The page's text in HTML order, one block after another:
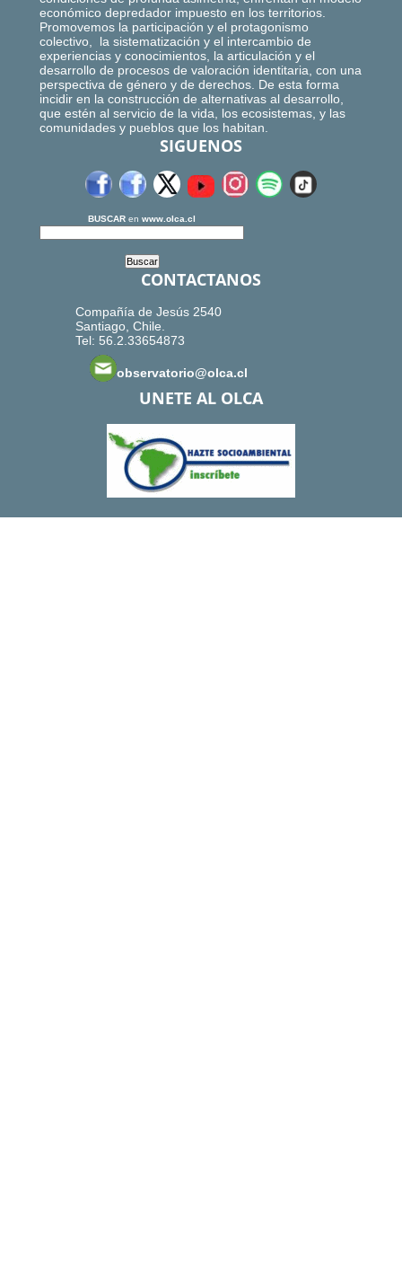
económico depredador impuesto en los territorios.
Promovemos la participación y el protagonismo
colectivo, la sistematización y el intercambio de
experiencias y conocimientos, la articulación y el
desarrollo de procesos de valoración identitaria, con una
perspectiva de género y de derechos. De esta forma
incidir en la construcción de alternativas al desarrollo,
que estén al servicio de la vida, los ecosistemas, y las
comunidades y pueblos que los habitan.
SIGUENOS
BUSCAR en www.olca.cl
CONTACTANOS
Compañía de Jesús 2540
Santiago, Chile.
Tel: 56.2.33654873
observatorio@olca.cl
UNETE AL OLCA